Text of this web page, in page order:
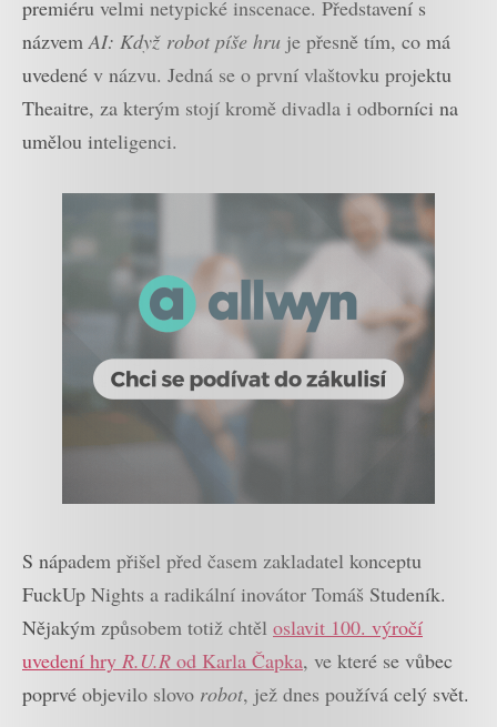
premiéru velmi netypické inscenace. Představení s
názvem AI: Když robot píše hru je přesně tím, co má
uvedené v názvu. Jedná se o první vlaštovku projektu
Theaitre, za kterým stojí kromě divadla i odborníci na
umělou inteligenci.
S nápadem přišel před časem zakladatel konceptu
FuckUp Nights a radikální inovátor Tomáš Studeník.
Nějakým způsobem totiž chtěl oslavit 100. výročí
uvedení hry R.U.R od Karla Čapka, ve které se vůbec
poprvé objevilo slovo robot, jež dnes používá celý svět.